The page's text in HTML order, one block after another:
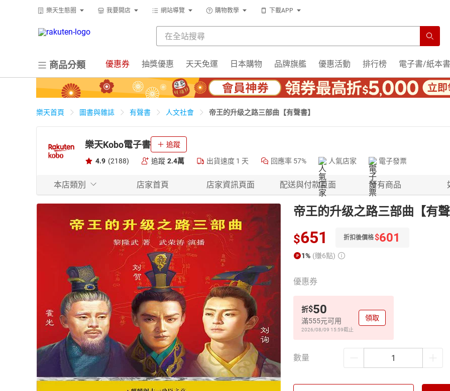
樂天生態圈 我要開店 網站導覽 購物教學 下載APP
商品分類 優惠券 抽獎優惠 天天免運 日本購物 品牌旗艦 優惠活動 排行榜 電子書/紙本書
樂天首頁 圖書與雜誌 有聲書 人文社會 帝王的升级之路三部曲【有聲書】
樂天Kobo電子書 追蹤
4.9 (2188) 追蹤 2.4萬 出貨速度 1 天 回應率 57% 人氣店家 電子發票
本店類別 店家首頁 店家資訊頁面 配送與付款頁面 所有商品
帝王的升级之路三部曲【有
$651 折扣後價格$601
1% (賺6點)
優惠券
折$50
滿555元可用
2026/08/09 15:59截止
領取
數量